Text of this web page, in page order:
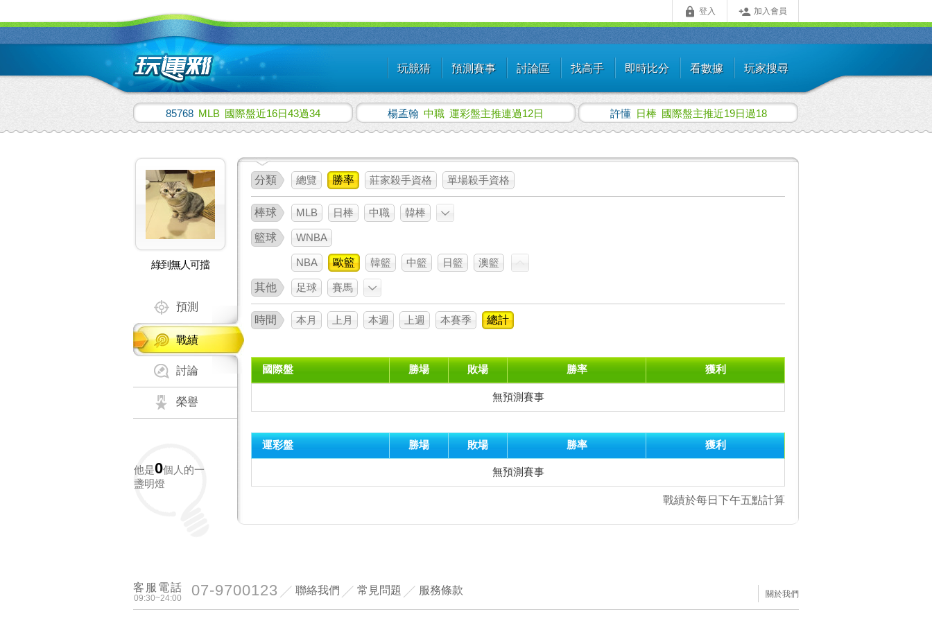
玩競猜 預測賽事 討論區 找高手 即時比分 看數據 玩家搜尋
 登入  加入會員
85768 MLB 國際盤近16日43過34 楊孟翰 中職 運彩盤主推連過12日 許懂 日棒 國際盤主推近19日過18
綠到無人可擋
預測
戰績
討論
榮譽
他是0個人的一
盞明燈
分類 總覽 勝率 莊家殺手資格 單場殺手資格
棒球 MLB 日棒 中職 韓棒
籃球 WNBA
NBA 歐籃 韓籃 中籃 日籃 澳籃
其他 足球 賽馬
時間 本月 上月 本週 上週 本賽季 總計
國際盤 勝場 敗場 勝率 獲利
無預測賽事
運彩盤 勝場 敗場 勝率 獲利
無預測賽事
戰績於每日下午五點計算
09:30~24:00
客服電話 07-9700123 聯絡我們 常見問題 服務條款 關於我們